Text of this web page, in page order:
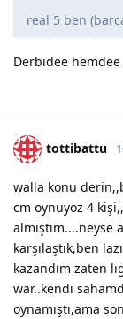
real 5 ben
Derbidee
tottibattu
walla konu
cm oynuyoz 4
almıştım....neyse
karşılaştık,ben
kazandım zaten
war..kendı
oynamıştı,ama